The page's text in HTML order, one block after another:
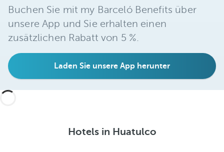
Buchen Sie mit my Barceló Benefits über
unsere App und Sie erhalten einen
zusätzlichen Rabatt von 5 %.
Laden Sie unsere App herunter
Hotels in Huatulco